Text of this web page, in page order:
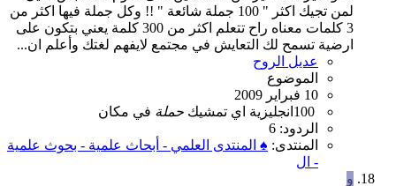
لمن تجيك اكثر " 100 جملة شائعة " !! وكل جملة فيها اكثر من
3 كلمات معناه راح تتعلم اكثر من 300 كلمة يعني بتكون على
ارضية تسمح لك التعايش في مجتمع لايفهم لغتك وأعلم ان...
عديل الروح
الموضوع
10 فبراير 2009
100 انجليزية اي تمشيك حملة في مكان
الردود: 6
المنتدى: ♠ المنتدى العلمي - أبحاث علمية - بحوث علمية
- ال
و